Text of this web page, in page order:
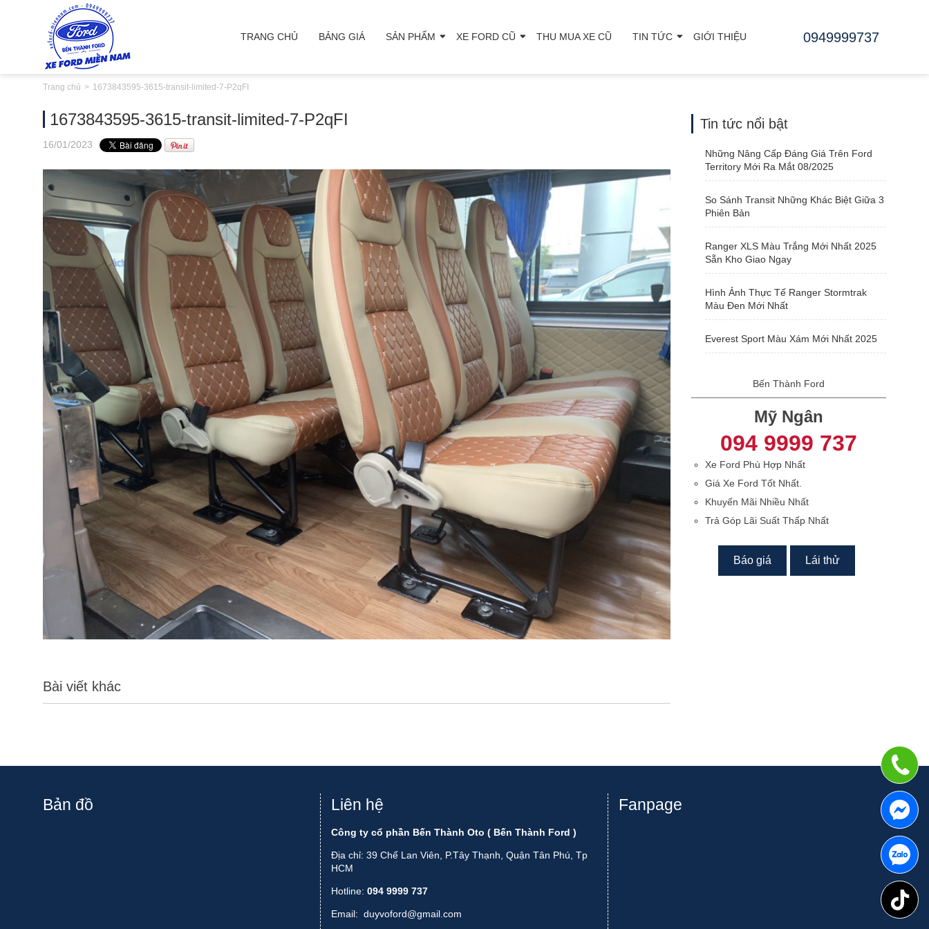
TRANG CHỦ BẢNG GIÁ SẢN PHẨM XE FORD CŨ THU MUA XE CŨ TIN TỨC GIỚI THIỆU 0949999737
Trang chủ 1673843595-3615-transit-limited-7-P2qFI
1673843595-3615-transit-limited-7-P2qFI
16/01/2023
Bài viết khác
Tin tức nổi bật
Những Nâng Cấp Đáng Giá Trên Ford
Territory Mới Ra Mắt 08/2025
So Sánh Transit Những Khác Biệt Giữa 3
Phiên Bản
Ranger XLS Màu Trắng Mới Nhất 2025
Sẵn Kho Giao Ngay
Hình Ảnh Thực Tế Ranger Stormtrak
Màu Đen Mới Nhất
Everest Sport Màu Xám Mới Nhất 2025
Bến Thành Ford
Mỹ Ngân
094 9999 737
Xe Ford Phù Hợp Nhất
Giá Xe Ford Tốt Nhất.
Khuyến Mãi Nhiều Nhất
Trả Góp Lãi Suất Thấp Nhất
Báo giá Lái thử
Bản đồ Liên hệ
Công ty cổ phần Bến Thành Oto ( Bến Thành Ford )
Địa chỉ: 39 Chế Lan Viên, P.Tây Thạnh, Quận Tân Phú, Tp
HCM
Hotline: 094 9999 737
Email: duyvoford@gmail.com
Fanpage